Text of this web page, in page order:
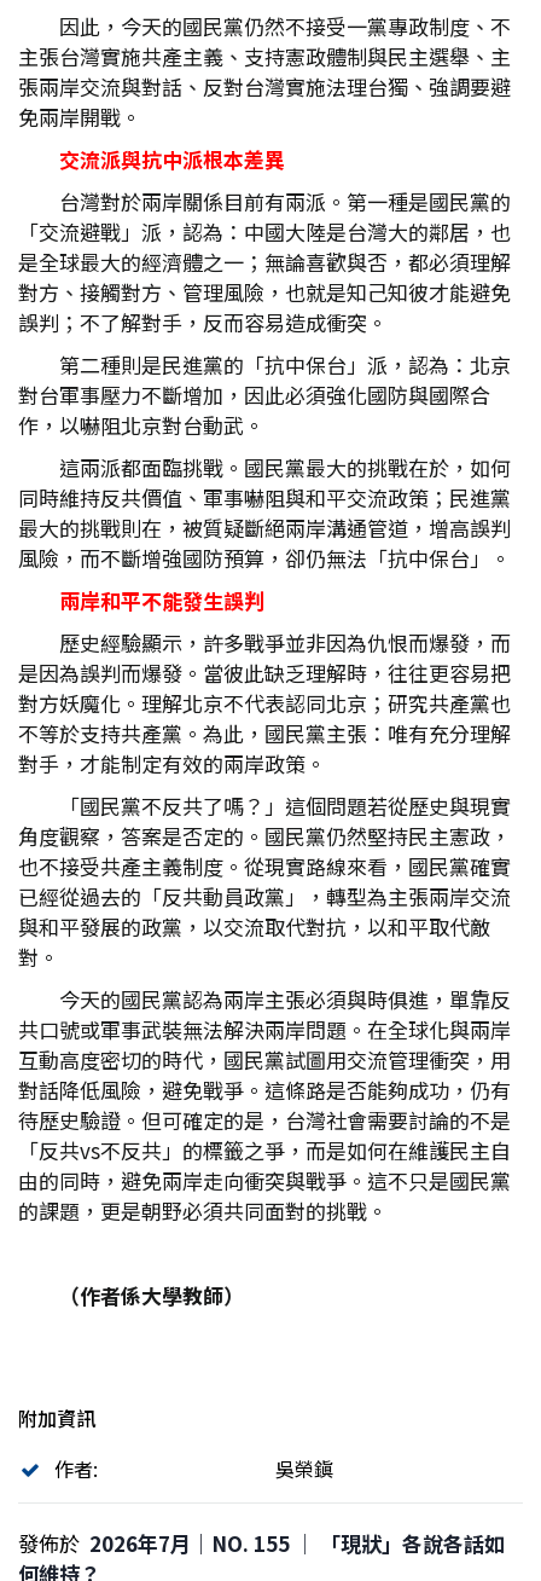
因此，今天的國民黨仍然不接受一黨專政制度、不
主張台灣實施共產主義、支持憲政體制與民主選舉、主
張兩岸交流與對話、反對台灣實施法理台獨、強調要避
免兩岸開戰。
交流派與抗中派根本差異
台灣對於兩岸關係目前有兩派。第一種是國民黨的
「交流避戰」派，認為：中國大陸是台灣大的鄰居，也
是全球最大的經濟體之一；無論喜歡與否，都必須理解
對方、接觸對方、管理風險，也就是知己知彼才能避免
誤判；不了解對手，反而容易造成衝突。
第二種則是民進黨的「抗中保台」派，認為：北京
對台軍事壓力不斷增加，因此必須強化國防與國際合
作，以嚇阻北京對台動武。
這兩派都面臨挑戰。國民黨最大的挑戰在於，如何
同時維持反共價值、軍事嚇阻與和平交流政策；民進黨
最大的挑戰則在，被質疑斷絕兩岸溝通管道，增高誤判
風險，而不斷增強國防預算，卻仍無法「抗中保台」。
兩岸和平不能發生誤判
歷史經驗顯示，許多戰爭並非因為仇恨而爆發，而
是因為誤判而爆發。當彼此缺乏理解時，往往更容易把
對方妖魔化。理解北京不代表認同北京；研究共產黨也
不等於支持共產黨。為此，國民黨主張：唯有充分理解
對手，才能制定有效的兩岸政策。
「國民黨不反共了嗎？」這個問題若從歷史與現實
角度觀察，答案是否定的。國民黨仍然堅持民主憲政，
也不接受共產主義制度。從現實路線來看，國民黨確實
已經從過去的「反共動員政黨」，轉型為主張兩岸交流
與和平發展的政黨，以交流取代對抗，以和平取代敵
對。
今天的國民黨認為兩岸主張必須與時俱進，單靠反
共口號或軍事武裝無法解決兩岸問題。在全球化與兩岸
互動高度密切的時代，國民黨試圖用交流管理衝突，用
對話降低風險，避免戰爭。這條路是否能夠成功，仍有
待歷史驗證。但可確定的是，台灣社會需要討論的不是
「反共vs不反共」的標籤之爭，而是如何在維護民主自
由的同時，避免兩岸走向衝突與戰爭。這不只是國民黨
的課題，更是朝野必須共同面對的挑戰。
（作者係大學教師）
附加資訊
作者:
吳榮鎭
發佈於 2026年7月｜NO. 155 │ 「現狀」各說各話如
何維持？